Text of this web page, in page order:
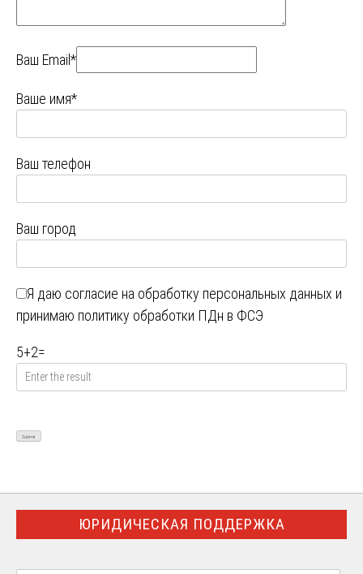
Ваш Email*
Ваше имя*
Ваш телефон
Ваш город
Я даю согласие на обработку персональных данных и
принимаю политику обработки ПДн в ФСЭ
5+2=
ЮРИДИЧЕСКАЯ ПОДДЕРЖКА